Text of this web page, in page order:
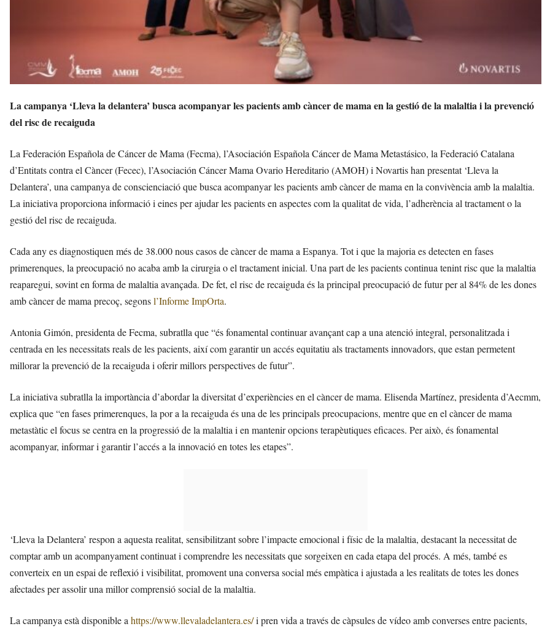
La campanya ‘Lleva la delantera’ busca acompanyar les pacients amb càncer de mama en la gestió de la malaltia i la prevenció
del risc de recaiguda
La Federación Española de Cáncer de Mama (Fecma), l’Asociación Española Cáncer de Mama Metastásico, la Federació Catalana
d’Entitats contra el Càncer (Fecec), l’Asociación Cáncer Mama Ovario Hereditario (AMOH) i Novartis han presentat ‘Lleva la
Delantera’, una campanya de conscienciació que busca acompanyar les pacients amb càncer de mama en la convivència amb la malaltia.
La iniciativa proporciona informació i eines per ajudar les pacients en aspectes com la qualitat de vida, l’adherència al tractament o la
gestió del risc de recaiguda.
Cada any es diagnostiquen més de 38.000 nous casos de càncer de mama a Espanya. Tot i que la majoria es detecten en fases
primerenques, la preocupació no acaba amb la cirurgia o el tractament inicial. Una part de les pacients continua tenint risc que la malaltia
reaparegui, sovint en forma de malaltia avançada. De fet, el risc de recaiguda és la principal preocupació de futur per al 84% de les dones
amb càncer de mama precoç, segonsl’Informe ImpOrta.
Antonia Gimón, presidenta de Fecma, subratlla que “és fonamental continuar avançant cap a una atenció integral, personalitzada i
centrada en les necessitats reals de les pacients, així com garantir un accés equitatiu als tractaments innovadors, que estan permetent
millorar la prevenció de la recaiguda i oferir millors perspectives de futur”.
La iniciativa subratlla la importància d’abordar la diversitat d’experiències en el càncer de mama. Elisenda Martínez, presidenta d’Aecmm,
explica que “en fases primerenques, la por a la recaiguda és una de les principals preocupacions, mentre que en el càncer de mama
metastàtic el focus se centra en la progressió de la malaltia i en mantenir opcions terapèutiques eficaces. Per això, és fonamental
acompanyar, informar i garantir l’accés a la innovació en totes les etapes”.
‘Lleva la Delantera’ respon a aquesta realitat, sensibilitzant sobre l’impacte emocional i físic de la malaltia, destacant la necessitat de
comptar amb un acompanyament continuat i comprendre les necessitats que sorgeixen en cada etapa del procés. A més, també es
converteix en un espai de reflexió i visibilitat, promovent una conversa social més empàtica i ajustada a les realitats de totes les dones
afectades per assolir una millor comprensió social de la malaltia.
La campanya està disponible a https://www.llevaladelantera.es/i pren vida a través de càpsules de vídeo amb converses entre pacients,